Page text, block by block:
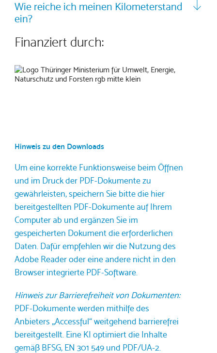
Wie reiche ich meinen Kilometerstand
ein?
Finanziert durch:
Hinweis zu den Downloads
Um eine korrekte Funktionsweise beim Öffnen
und im Druck der PDF-Dokumente zu
gewährleisten, speichern Sie bitte die hier
bereitgestellten PDF-Dokumente auf Ihrem
Computer ab und ergänzen Sie im
gespeicherten Dokument die erforderlichen
Daten. Dafür empfehlen wir die Nutzung des
Adobe Reader oder eine andere nicht in den
Browser integrierte PDF-Software.
Hinweis zur Barrierefreiheit von Dokumenten:
PDF-Dokumente werden mithilfe des
Anbieters „Accessful“ weitgehend barrierefrei
bereitgestellt. Eine KI optimiert die Inhalte
gemäß BFSG, EN 301 549 und PDF/UA-2.